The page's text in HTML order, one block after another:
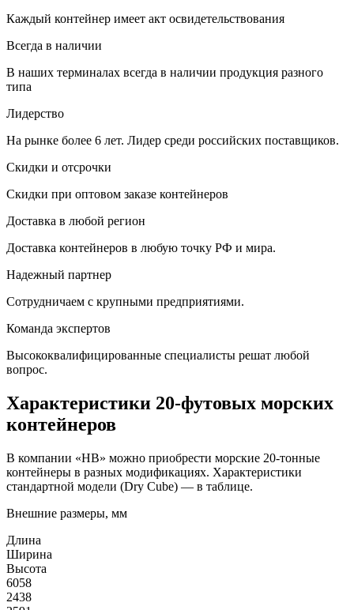
Каждый контейнер имеет акт освидетельствования
Всегда в наличии
В наших терминалах всегда в наличии продукция разного
типа
Лидерство
На рынке более 6 лет. Лидер среди российских поставщиков.
Скидки и отсрочки
Скидки при оптовом заказе контейнеров
Доставка в любой регион
Доставка контейнеров в любую точку РФ и мира.
Надежный партнер
Сотрудничаем с крупными предприятиями.
Команда экспертов
Высококвалифицированные специалисты решат любой
вопрос.
Характеристики 20-футовых морских
контейнеров
В компании «HB» можно приобрести морские 20-тонные
контейнеры в разных модификациях. Характеристики
стандартной модели (Dry Cube) — в таблице.
Внешние размеры, мм
Длина
Ширина
Высота
6058
2438